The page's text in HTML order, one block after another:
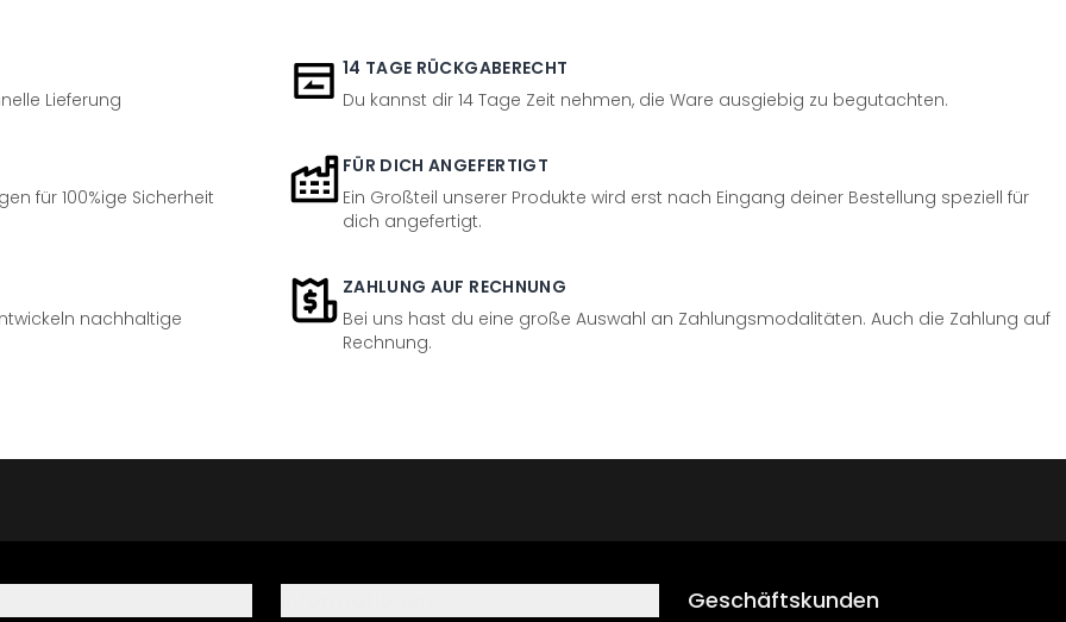
Lieferung
14 TAGE RÜCKGABERECHT
Du kannst dir 14 Tage Zeit nehmen, die Ware ausgiebig zu begutachten.
für 100%ige Sicherheit
FÜR DICH ANGEFERTIGT
Ein Großteil unserer Produkte wird erst nach Eingang deiner Bestellung speziell für
dich angefertigt.
nachhaltige
ZAHLUNG AUF RECHNUNG
Bei uns hast du eine große Auswahl an Zahlungsmodalitäten. Auch die Zahlung auf
Rechnung.
Geschäftskunden